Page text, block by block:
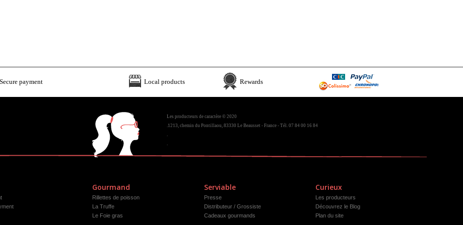
Secure payment Local products Rewards
Les producteurs de caractère © 2020
.1213, chemin du Pontillaou, 83330 Le Beausset - France - Tél. 07 84 00 16 84
Gourmand
Rillettes de poisson
La Truffe
Le Foie gras
Serviable
Presse
Distributeur / Grossiste
Cadeaux gourmands
Curieux
Les producteurs
Découvrez le Blog
Plan du site